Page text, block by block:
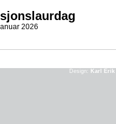
2026
Design: Karl